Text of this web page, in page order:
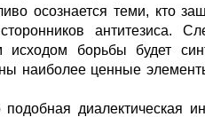
осознается теми, кто
антитезиса.
исходом борьбы будет
наиболее ценные
диалектическая